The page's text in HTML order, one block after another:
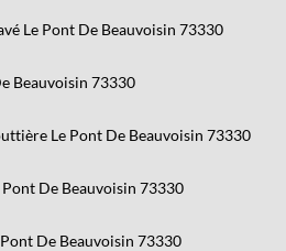
Le Pont De Beauvoisin 73330
Beauvoisin 73330
Le Pont De Beauvoisin 73330
De Beauvoisin 73330
De Beauvoisin 73330